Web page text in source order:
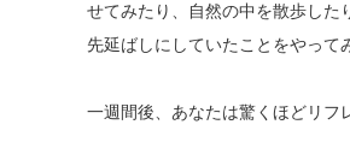
せてみたり、自然の中を散歩した
先延ばしにしていたことをやって
一週間後、あなたは驚くほどリフ